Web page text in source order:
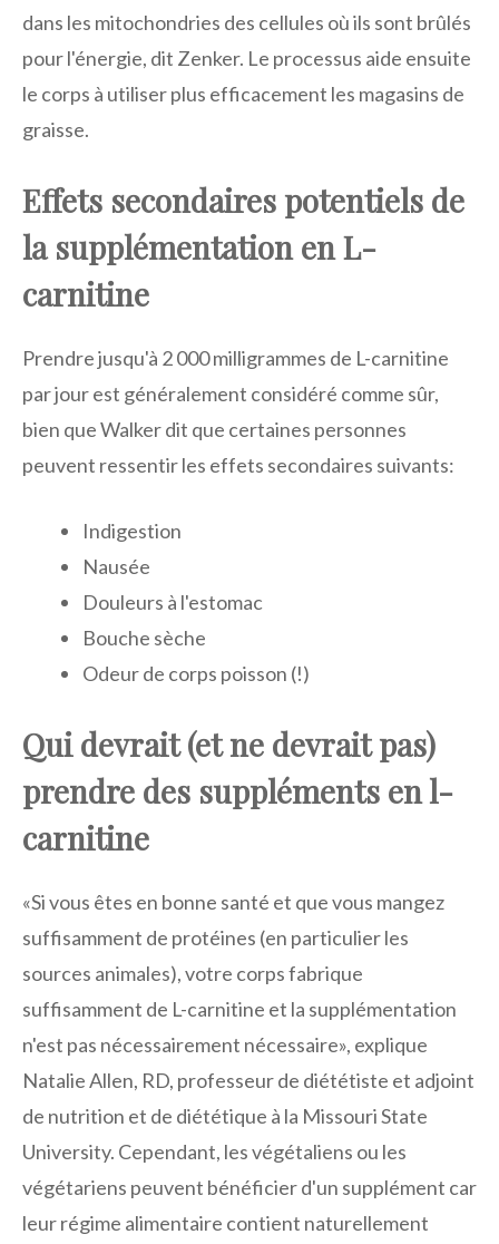
dans les mitochondries des cellules où ils sont brûlés
pour l'énergie, dit Zenker. Le processus aide ensuite
le corps à utiliser plus efficacement les magasins de
graisse.
Effets secondaires potentiels de
la supplémentation en L-
carnitine
Prendre jusqu'à 2 000 milligrammes de L-carnitine
par jour est généralement considéré comme sûr,
bien que Walker dit que certaines personnes
peuvent ressentir les effets secondaires suivants:
Indigestion
Nausée
Douleurs à l'estomac
Bouche sèche
Odeur de corps poisson (!)
Qui devrait (et ne devrait pas)
prendre des suppléments en l-
carnitine
«Si vous êtes en bonne santé et que vous mangez
suffisamment de protéines (en particulier les
sources animales), votre corps fabrique
suffisamment de L-carnitine et la supplémentation
n'est pas nécessairement nécessaire», explique
Natalie Allen, RD, professeur de diététiste et adjoint
de nutrition et de diététique à la Missouri State
University. Cependant, les végétaliens ou les
végétariens peuvent bénéficier d'un supplément car
leur régime alimentaire contient naturellement